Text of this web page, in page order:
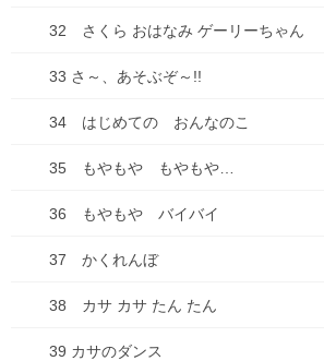
14 ピクニックにいったよ
15 おべんとうをたべよう
16 はじめてのおてがみ
17 はっぱじゅうたんみつけた！
18 コスモスだいすき❁
19 どんぐりころころ
20 ともだち ともだち
21 クッキーだいすき
32 さくら おはなみ ゲーリーちゃん
33 さ～、あそぶぞ～!!
34 はじめての おんなのこ
35 もやもや もやもや…
36 もやもや バイバイ
37 かくれんぼ
38 カサ カサ たん たん
39 カサのダンス